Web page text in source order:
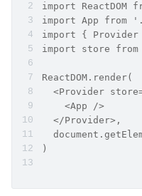
import ReactDOM
import App from
import {
import store
ReactDOM.render(
<Provider
    <App />
  </Provider>,
)